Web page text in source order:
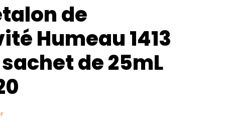
de
Humeau 1413
de 25mL